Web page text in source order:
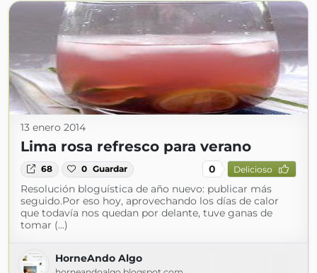
13 enero 2014
Lima rosa refresco para verano
68 0 Guardar 0 Delicioso
Resolución bloguística de año nuevo: publicar más
seguido.Por eso hoy, aprovechando los días de calor
que todavía nos quedan por delante, tuve ganas de
tomar (...)
HorneAndo Algo